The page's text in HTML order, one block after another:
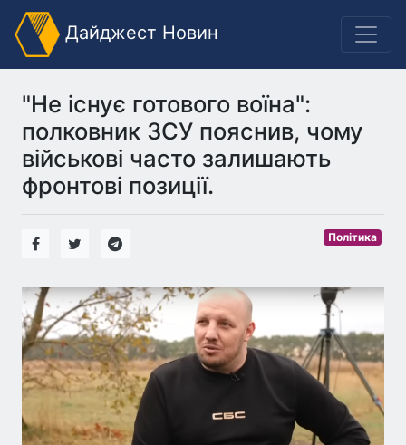
Дайджест Новин
"Не існує готового воїна":
полковник ЗСУ пояснив, чому
військові часто залишають
фронтові позиції.
Політика